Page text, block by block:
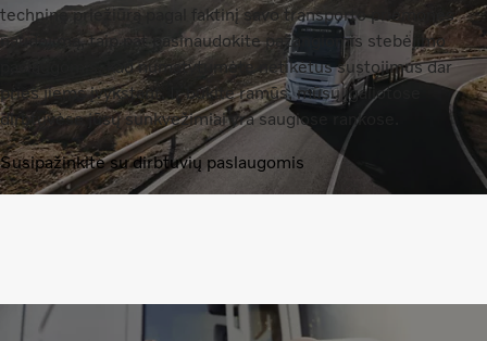
techninę priežiūrą pagal faktinį savo transporto priemonės
naudojimą, taip pat pasinaudokite pažangiomis stebėjimo
paslaugomis, kad numatytumėte netikėtus sustojimus dar
prieš jiems įvykstant. Ir būkite ramūs, mūsų įgaliotose
dirbtuvėse jūsų sunkvežimiai yra saugiose rankose.
Susipažinkite su dirbtuvių paslaugomis